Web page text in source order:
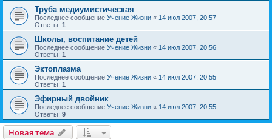
Труба медиумистическая
Последнее сообщение Учение Жизни « 14 июл 2007, 20:57
Ответы: 1
Школы, воспитание детей
Последнее сообщение Учение Жизни « 14 июл 2007, 20:56
Ответы: 1
Эктоплазма
Последнее сообщение Учение Жизни « 14 июл 2007, 20:55
Ответы: 1
Эфирный двойник
Последнее сообщение Учение Жизни « 14 июл 2007, 20:55
Ответы: 9
Новая тема